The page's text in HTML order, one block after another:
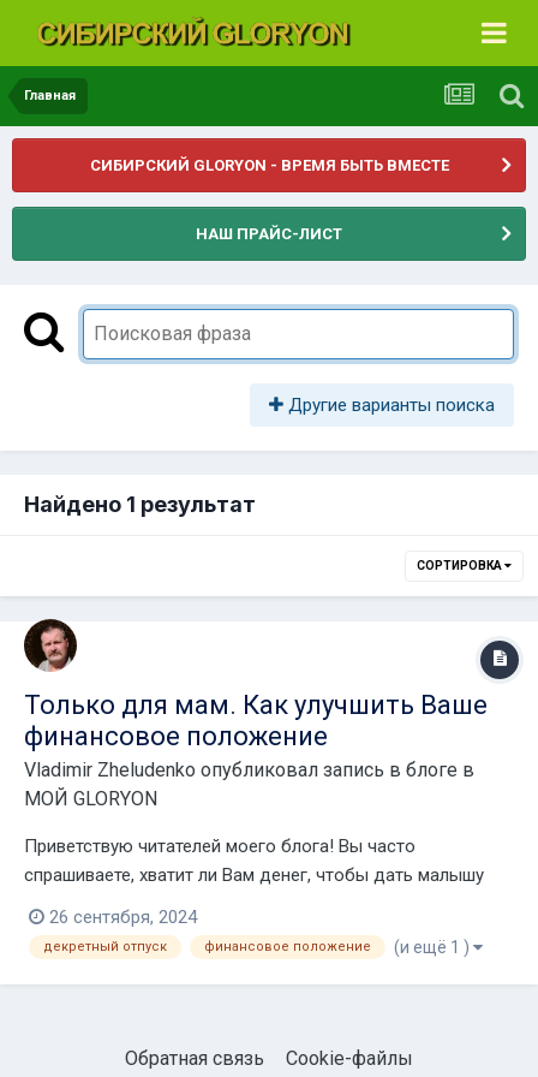
Главная
СИБИРСКИЙ GLORYON - ВРЕМЯ БЫТЬ ВМЕСТЕ
НАШ ПРАЙС-ЛИСТ
Другие варианты поиска
Найдено 1 результат
СОРТИРОВКА
Только для мам. Как улучшить Ваше
финансовое положение
Vladimir Zheludenko опубликовал запись в блоге в
МОЙ GLORYON
Приветствую читателей моего блога! Вы часто
спрашиваете, хватит ли Вам денег, чтобы дать малышу
все, что нужно? Вы уже отказались от дорогих игрушек и
детской одежды модных марок, и покупаете только
самое простое и необходимое. И все равно каждый
месяц набегает приличная сумма. Зарпла...
26 сентября, 2024
декретный отпуск финансовое положение (и ещё 1 )
Обратная связь Cookie-файлы